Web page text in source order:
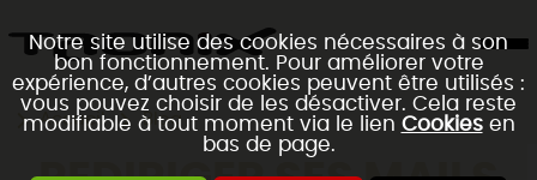
Notre site utilise des cookies nécessaires à son
bon fonctionnement. Pour améliorer votre
expérience, d’autres cookies peuvent être utilisés :
vous pouvez choisir de les désactiver. Cela reste
modifiable à tout moment via le lien Cookiesen
bas de page.
Accueil Blog